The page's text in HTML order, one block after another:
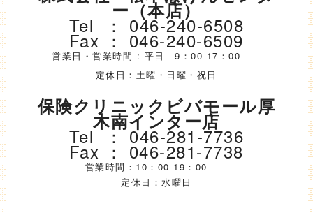
ー（本店）
Tel ： 046-240-6508
Fax ： 046-240-6509
営業日・営業時間 : 平日 9：00-17：00
定休日：土曜・日曜・祝日
保険クリニックビバモール厚
木南インター店
Tel ： 046-281-7736
Fax ： 046-281-7738
営業時間：10：00-19：00
定休日：水曜日